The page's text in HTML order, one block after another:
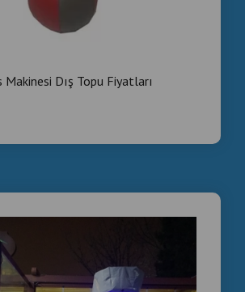
Makinesi Dış Topu Fiyatları